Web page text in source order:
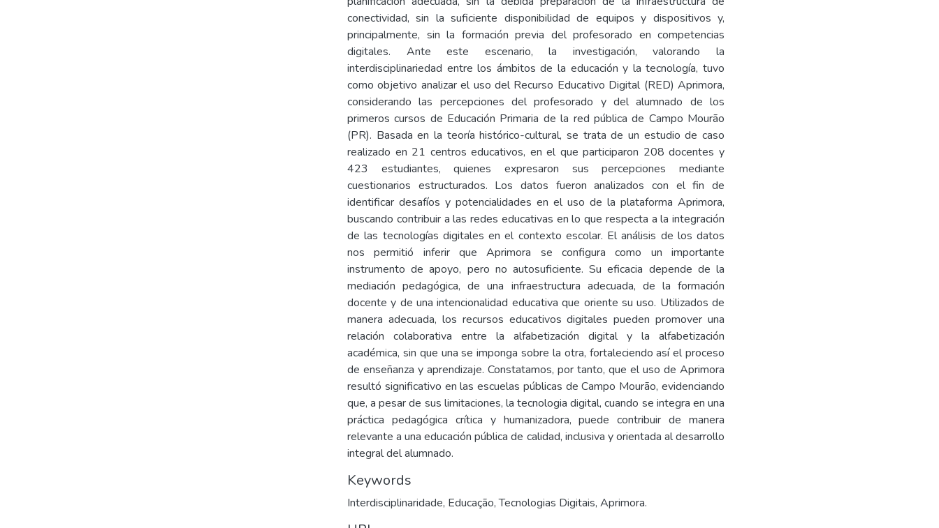
conectividad, sin la suficiente disponibilidad de equipos y dispositivos y,
principalmente, sin la formación previa del profesorado en competencias
digitales. Ante este escenario, la investigación, valorando la
interdisciplinariedad entre los ámbitos de la educación y la tecnología, tuvo
como objetivo analizar el uso del Recurso Educativo Digital (RED) Aprimora,
considerando las percepciones del profesorado y del alumnado de los
primeros cursos de Educación Primaria de la red pública de Campo Mourão
(PR). Basada en la teoría histórico-cultural, se trata de un estudio de caso
realizado en 21 centros educativos, en el que participaron 208 docentes y
423 estudiantes, quienes expresaron sus percepciones mediante
cuestionarios estructurados. Los datos fueron analizados con el fin de
identificar desafíos y potencialidades en el uso de la plataforma Aprimora,
buscando contribuir a las redes educativas en lo que respecta a la integración
de las tecnologías digitales en el contexto escolar. El análisis de los datos
nos permitió inferir que Aprimora se configura como un importante
instrumento de apoyo, pero no autosuficiente. Su eficacia depende de la
mediación pedagógica, de una infraestructura adecuada, de la formación
docente y de una intencionalidad educativa que oriente su uso. Utilizados de
manera adecuada, los recursos educativos digitales pueden promover una
relación colaborativa entre la alfabetización digital y la alfabetización
académica, sin que una se imponga sobre la otra, fortaleciendo así el proceso
de enseñanza y aprendizaje. Constatamos, por tanto, que el uso de Aprimora
resultó significativo en las escuelas públicas de Campo Mourão, evidenciando
que, a pesar de sus limitaciones, la tecnologia digital, cuando se integra en una
práctica pedagógica crítica y humanizadora, puede contribuir de manera
relevante a una educación pública de calidad, inclusiva y orientada al desarrollo
integral del alumnado.
Keywords
Interdisciplinaridade, Educação, Tecnologias Digitais, Aprimora.